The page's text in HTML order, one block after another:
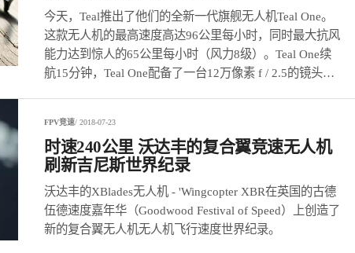
​今天，Teal推出了他们的全新一代旗舰无人机Teal One。
这款无人机的最高速度高达96公里每小时，同时最大抗风
能力达到惊人的65公里每小时（风力8级）。Teal One续
航15分钟，Teal One配备了一台12万像素 f / 2.5的镜头，
FPV竞速/ 2018-07-23
时速240公里 沃达丰的复合翼竞速无人机
刷新吉尼斯世界纪录
沃达丰的XBlades无人机 - 'Wingcopter XBR在英国的古德
伍德速度嘉年华（Goodwood Festival of Speed）上创造了
新的复合翼无人机无人机飞行速度世界纪录。